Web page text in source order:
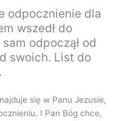
odpocznienie dla
wszedł do
odpoczął od
swoich. List do
się w Panu Jezusie,
I Pan Bóg chce,